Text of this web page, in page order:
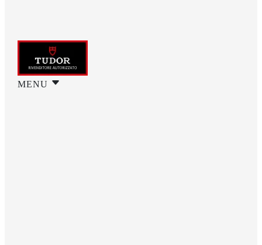
MENU